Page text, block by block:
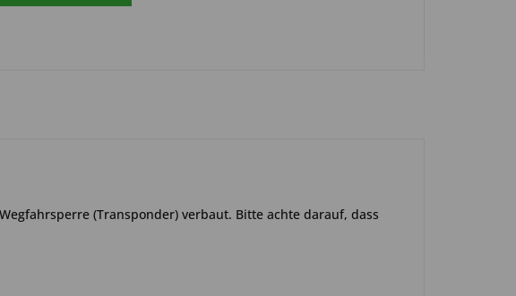
(Transponder) verbaut. Bitte achte darauf, dass